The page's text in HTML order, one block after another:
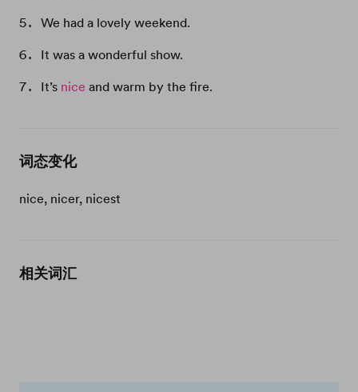
We had a lovely weekend.
It was a wonderful show.
It’s nice and warm by the fire.
词态变化
nice, nicer, nicest
相关词汇